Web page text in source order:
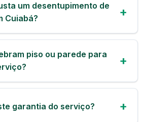
um desentupimento de
Cuiabá?
piso ou parede para
garantia do serviço?